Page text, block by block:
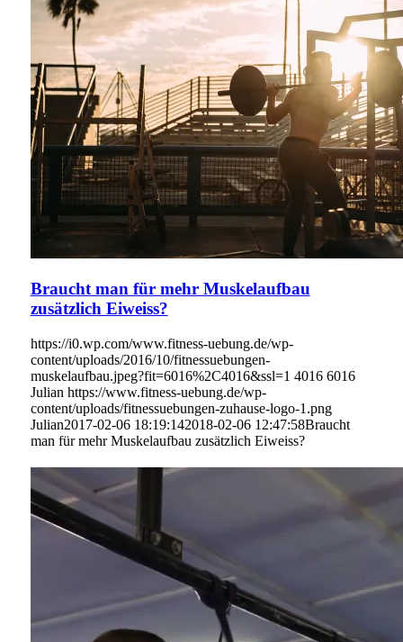
Braucht man für mehr Muskelaufbau
zusätzlich Eiweiss?
https://i0.wp.com/www.fitness-uebung.de/wp-
content/uploads/2016/10/fitnessuebungen-
muskelaufbau.jpeg?fit=6016%2C4016&ssl=1 4016 6016
Julian https://www.fitness-uebung.de/wp-
content/uploads/fitnessuebungen-zuhause-logo-1.png
Julian2017-02-06 18:19:142018-02-06 12:47:58Braucht
man für mehr Muskelaufbau zusätzlich Eiweiss?